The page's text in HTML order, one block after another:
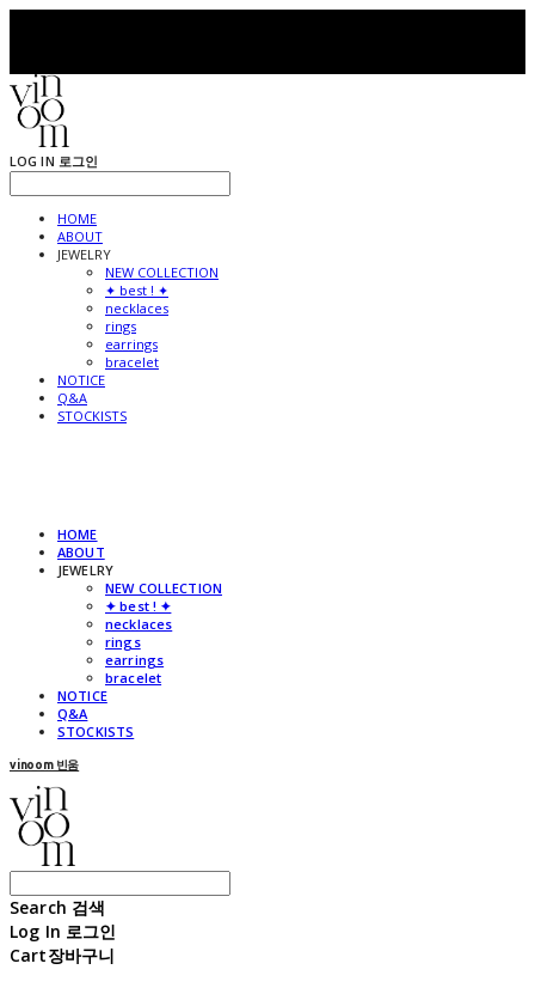
LOG IN 로그인
HOME
ABOUT
JEWELRY
NEW COLLECTION
✦ best ! ✦
necklaces
rings
earrings
bracelet
NOTICE
Q&A
STOCKISTS
HOME
ABOUT
JEWELRY
NEW COLLECTION
✦ best ! ✦
necklaces
rings
earrings
bracelet
NOTICE
Q&A
STOCKISTS
vinoom 빈움
Search 검색
Log In 로그인
Cart장바구니